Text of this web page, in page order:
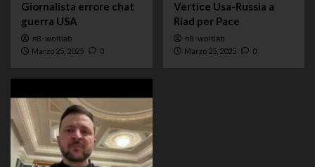
Giornalista errore chat
guerra USA
n8-woltlab
Marzo 25, 2025 0
Vertice Usa-Russia a
Riad per Pace
n8-woltlab
Marzo 25, 2025 0